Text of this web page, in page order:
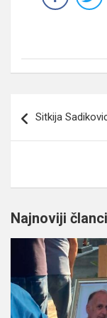
članaka
Sitkija
Najnoviji članci